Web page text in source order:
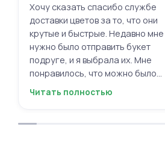
Хочу сказать спасибо службе
доставки цветов за то, что они
крутые и быстрые. Недавно мне
нужно было отправить букет
подруге, и я выбрала их. Мне
понравилось, что можно было
выбрать цветы и оформить заказ
время, и цветы были свежие и
Читать полностью